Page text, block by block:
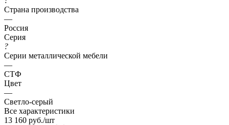
Страна производства
—
Россия
Серия
?
Серии металлической мебели
—
СТФ
Цвет
—
Светло-серый
Все характеристики
13 160 руб./шт